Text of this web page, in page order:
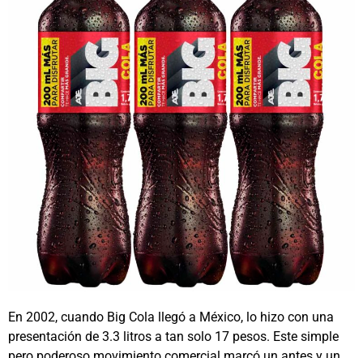
En 2002, cuando Big Cola llegó a México, lo hizo con una
presentación de 3.3 litros a tan solo 17 pesos. Este simple